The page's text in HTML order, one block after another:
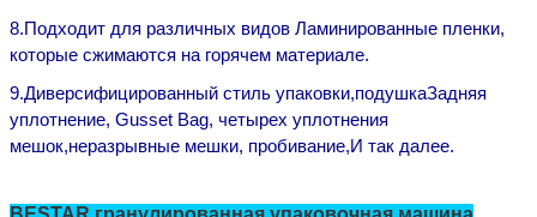
8.Подходит для различных видов Ламинированные пленки,
которые сжимаются на горячем материале.
9.Диверсифицированный стиль упаковки,подушкаЗадняя
уплотнение, Gusset Bag, четырех уплотнения
мешок,неразрывные мешки, пробивание,И так далее.